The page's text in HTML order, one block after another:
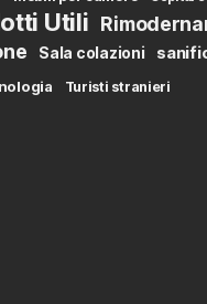
Utili
Sala colazioni
Turisti stranieri